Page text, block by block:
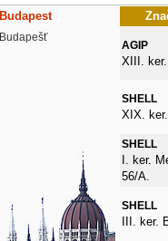
Budapest
Budapešť
AGIP
XIII.
SHELL
XIX.
SHELL
I. ker.
56/A.
SHELL
III. ker.